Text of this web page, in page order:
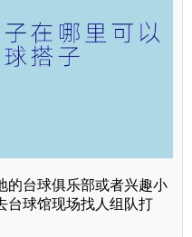
的台球俱乐部或者兴趣小
台球馆现场找人组队打